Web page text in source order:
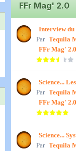
FFr Mag' 2.0
Interview du
par Titenath
Par Tequila
FFr Mag' 2.0
Science...
») par Jedino
Par Tequila
FFr Mag' 2.0
Science...
spatiale, par
Par Tequila